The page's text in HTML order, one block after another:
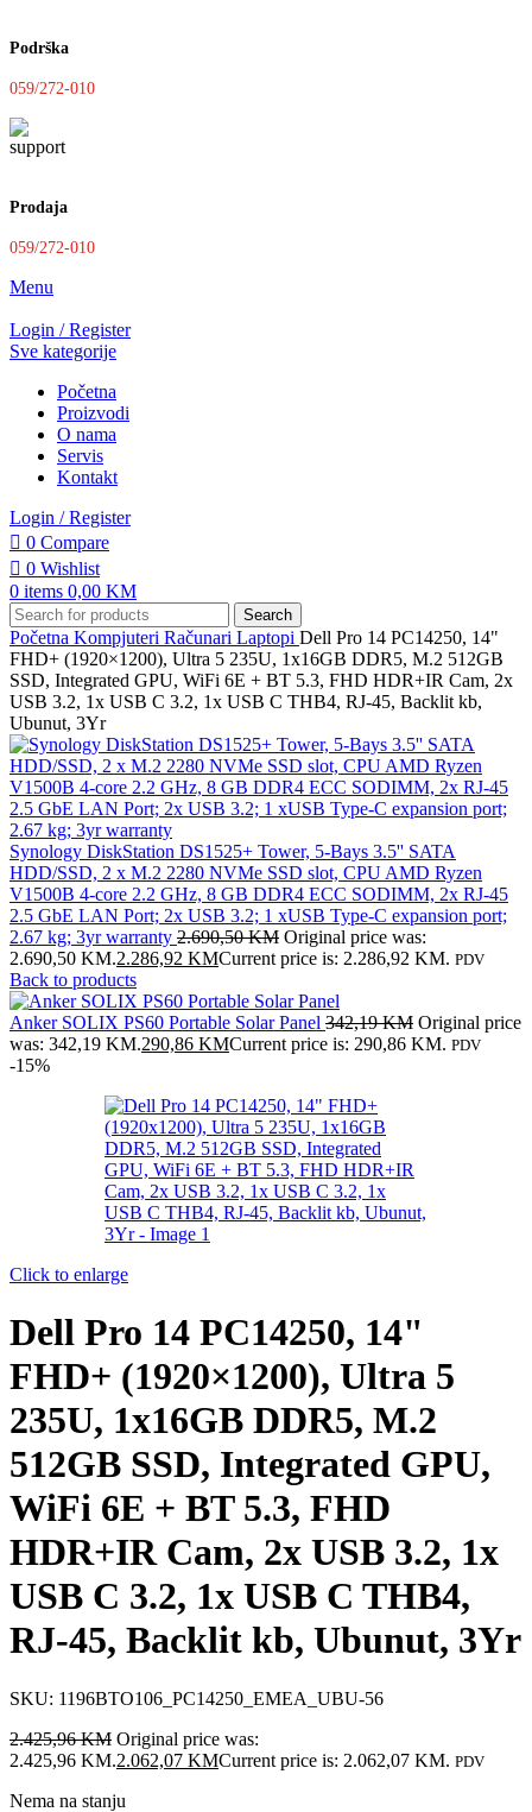
Podrška
059/272-010
Prodaja
059/272-010
Menu
Login / Register
Sve kategorije
Početna
Proizvodi
O nama
Servis
Kontakt
Login / Register
0 Compare
0 Wishlist
0 items 0,00 KM
Search
Početna Kompjuteri Računari Laptopi Dell Pro 14 PC14250, 14"
FHD+ (1920×1200), Ultra 5 235U, 1x16GB DDR5, M.2 512GB
SSD, Integrated GPU, WiFi 6E + BT 5.3, FHD HDR+IR Cam, 2x
USB 3.2, 1x USB C 3.2, 1x USB C THB4, RJ-45, Backlit kb,
Ubunut, 3Yr
Synology DiskStation DS1525+ Tower, 5-Bays 3.5'' SATA
HDD/SSD, 2 x M.2 2280 NVMe SSD slot, CPU AMD Ryzen
V1500B 4-core 2.2 GHz, 8 GB DDR4 ECC SODIMM, 2x RJ-45
2.5 GbE LAN Port; 2x USB 3.2; 1 xUSB Type-C expansion port;
2.67 kg; 3yr warranty 2.690,50KM Original price was:
2.690,50 KM.2.286,92 KMCurrent price is: 2.286,92 KM. PDV
Back to products
Anker SOLIX PS60 Portable Solar Panel 342,19KM Original price
was: 342,19 KM.290,86 KMCurrent price is: 290,86 KM. PDV
-15%
Click to enlarge
Dell Pro 14 PC14250, 14"
FHD+ (1920×1200), Ultra 5
235U, 1x16GB DDR5, M.2
512GB SSD, Integrated GPU,
WiFi 6E + BT 5.3, FHD
HDR+IR Cam, 2x USB 3.2, 1x
USB C 3.2, 1x USB C THB4,
RJ-45, Backlit kb, Ubunut, 3Yr
SKU: 1196BTO106_PC14250_EMEA_UBU-56
2.425,96KM Original price was:
2.425,96 KM.2.062,07 KMCurrent price is: 2.062,07 KM. PDV
Nema na stanju